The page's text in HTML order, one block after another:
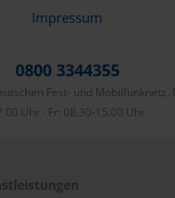
Impressum
0800 3344355
Fest- und Mobilfunknetz.
Uhr · Fr: 08.30-15.00 Uhr